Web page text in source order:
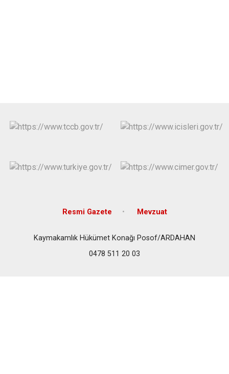
Resmi Gazete Mevzuat
Kaymakamlık Hükümet Konağı Posof/ARDAHAN
0478 511 20 03